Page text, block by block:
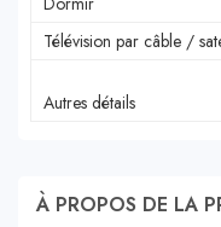
Télévision par câble /
Autres détails
À PROPOS DE LA